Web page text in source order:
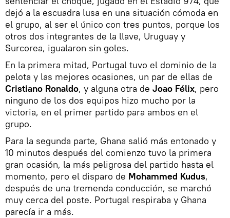
dejó a la escuadra lusa en una situación cómoda en
el grupo, al ser el único con tres puntos, porque los
otros dos integrantes de la llave, Uruguay y
Surcorea, igualaron sin goles.
En la primera mitad, Portugal tuvo el dominio de la
pelota y las mejores ocasiones, un par de ellas de
Cristiano Ronaldo, y alguna otra de Joao Félix, pero
ninguno de los dos equipos hizo mucho por la
victoria, en el primer partido para ambos en el
grupo.
Para la segunda parte, Ghana salió más entonado y
10 minutos después del comienzo tuvo la primera
gran ocasión, la más peligrosa del partido hasta el
momento, pero el disparo de Mohammed Kudus,
después de una tremenda conducción, se marchó
muy cerca del poste. Portugal respiraba y Ghana
parecía ir a más.